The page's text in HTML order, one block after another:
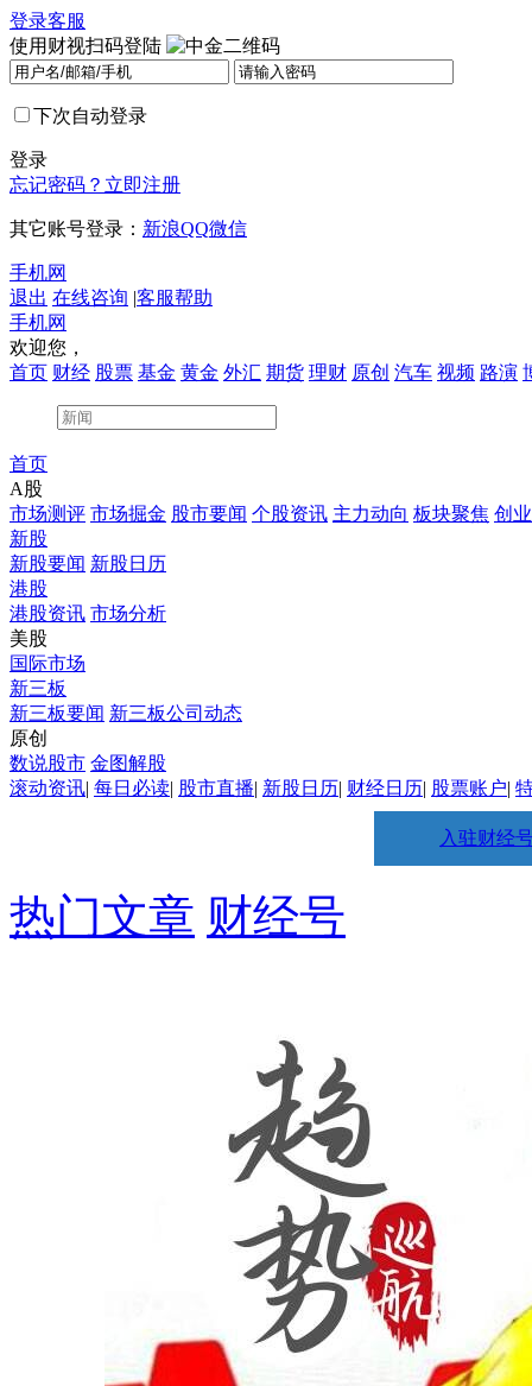
登录客服
使用财视扫码登陆
下次自动登录
登录
忘记密码？ 立即注册
其它账号登录： 新浪QQ微信
手机网
退出 在线咨询 |客服帮助
手机网
欢迎您，
首页 财经 股票 基金 黄金 外汇 期货 理财 原创 汽车 视频 路演
首页
A股
市场测评 市场掘金 股市要闻 个股资讯 主力动向 板块聚焦 创
新股
新股要闻 新股日历
港股
港股资讯 市场分析
美股
国际市场
新三板
新三板要闻 新三板公司动态
原创
数说股市 金图解股
滚动资讯| 每日必读| 股市直播| 新股日历| 财经日历| 股票账户|
入驻财经
热门文章 财经号